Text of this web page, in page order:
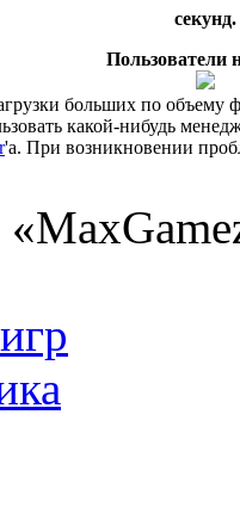
секунд.
Пользователи
больших по объему
какой-нибудь
'а. При возникновении